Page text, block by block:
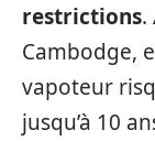
restrictions.
Cambodge,
vapoteur
jusqu’à 10